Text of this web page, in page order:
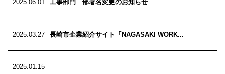
2025.06.01 工事部門 部署名変更のお知らせ
2025.03.27 長崎市企業紹介サイト「NAGASAKI WORK...
2025.01.15